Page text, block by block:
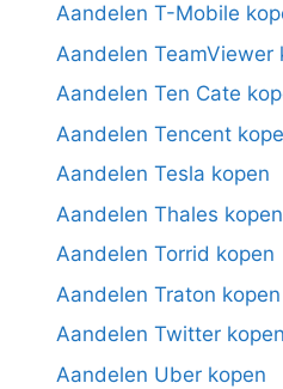
Aandelen T-Mobile
Aandelen TeamViewer
Aandelen Ten Cate
Aandelen Tencent
Aandelen Tesla kopen
Aandelen Thales kopen
Aandelen Torrid kopen
Aandelen Traton kopen
Aandelen Twitter kopen
Aandelen Uber kopen